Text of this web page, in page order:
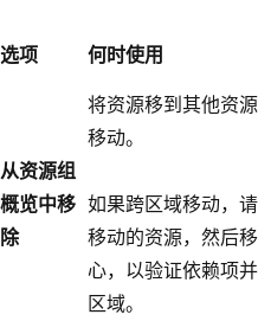
选项 何时使用
从资源组
概览中移
除
将资源移到其他资
移动。
如果跨区域移动，
移动的资源，然后
心，以验证依赖项
区域。